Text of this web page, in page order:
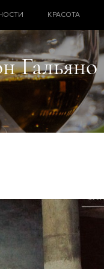
КРАСОТА
Гальяно